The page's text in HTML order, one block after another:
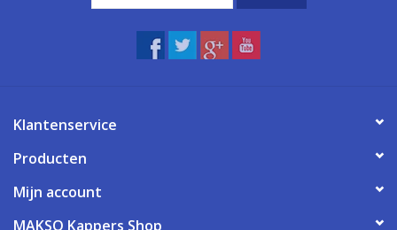
Klantenservice
Producten
Mijn account
MAKSO Kappers Shop